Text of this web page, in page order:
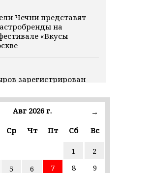
Чечни представят
на
«Вкусы
зарегистрирован
рассказала
Авг 2026 г.
→
Ср Чт Пт Сб Вс
1
2
5 6 7 8
9